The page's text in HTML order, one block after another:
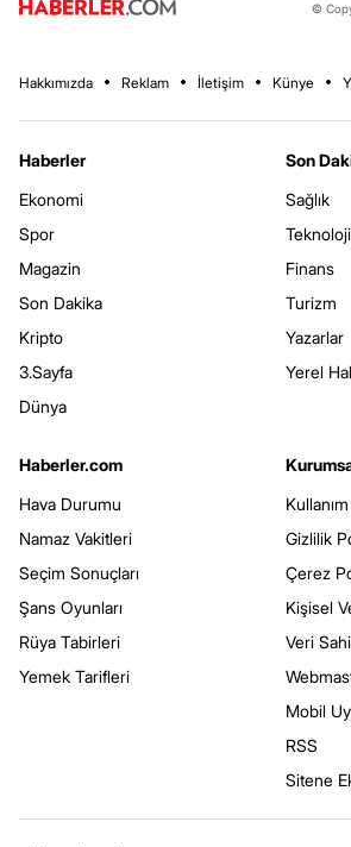
©
Hakkımızda Reklam İletişim Künye
Haberler
Ekonomi
Spor
Magazin
Son Dakika
Kripto
3.Sayfa
Dünya
Son
Sağlık
Teknoloji
Finans
Turizm
Yazarlar
Yerel
Haberler.com
Hava Durumu
Namaz Vakitleri
Seçim Sonuçları
Şans Oyunları
Rüya Tabirleri
Yemek Tarifleri
Gizlilik
Çerez
Kişisel
Veri
Mobil
RSS
Sitene